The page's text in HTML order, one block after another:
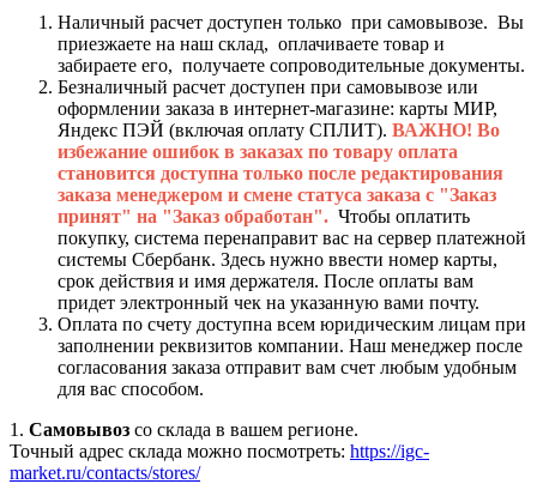
Наличный расчет доступен только при самовывозе. Вы
приезжаете на наш склад, оплачиваете товар и
забираете его, получаете сопроводительные документы.
Безналичный расчет доступен при самовывозе или
оформлении заказа в интернет-магазине: карты МИР,
Яндекс ПЭЙ (включая оплату СПЛИТ). ВАЖНО! Во
избежание ошибок в заказах по товару оплата
становится доступна только после редактирования
заказа менеджером и смене статуса заказа с "Заказ
принят" на "Заказ обработан". Чтобы оплатить
покупку, система перенаправит вас на сервер платежной
системы Сбербанк. Здесь нужно ввести номер карты,
срок действия и имя держателя. После оплаты вам
придет электронный чек на указанную вами почту.
Оплата по счету доступна всем юридическим лицам при
заполнении реквизитов компании. Наш менеджер после
согласования заказа отправит вам счет любым удобным
для вас способом.
1. Самовывоз со склада в вашем регионе.
Точный адрес склада можно посмотреть: https://igc-
market.ru/contacts/stores/